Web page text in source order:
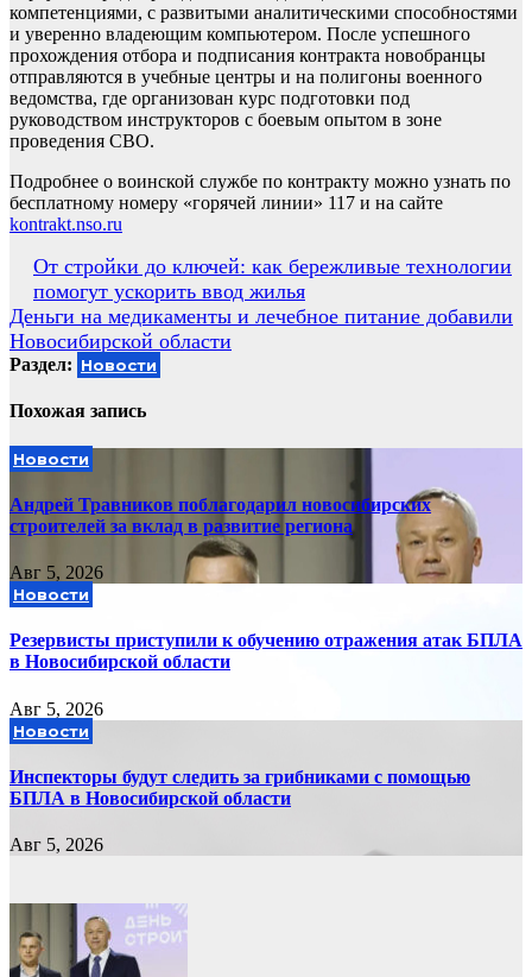
компетенциями, с развитыми аналитическими способностями
и уверенно владеющим компьютером. После успешного
прохождения отбора и подписания контракта новобранцы
отправляются в учебные центры и на полигоны военного
ведомства, где организован курс подготовки под
руководством инструкторов с боевым опытом в зоне
проведения СВО.
Подробнее о воинской службе по контракту можно узнать по
бесплатному номеру «горячей линии» 117 и на сайте
kontrakt.nso.ru
Навигация
по
записям
От стройки до ключей: как бережливые технологии
помогут ускорить ввод жилья
Деньги на медикаменты и лечебное питание добавили
Новосибирской области
Раздел: Новости
Похожая запись
Новости
Андрей Травников поблагодарил новосибирских
строителей за вклад в развитие региона
Авг 5, 2026
Новости
Резервисты приступили к обучению отражения атак БПЛА
в Новосибирской области
Авг 5, 2026
Новости
Инспекторы будут следить за грибниками с помощью
БПЛА в Новосибирской области
Авг 5, 2026